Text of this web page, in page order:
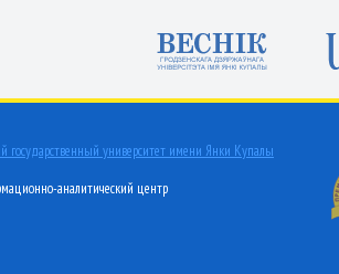
государственный университет имени Янки Купалы
аналитический центр